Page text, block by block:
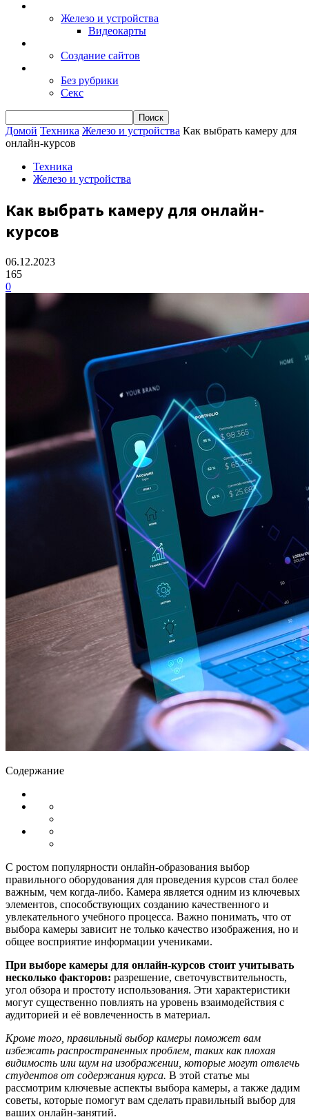
Железо и устройства
Видеокарты
Создание сайтов
Без рубрики
Секс
Домой Техника Железо и устройства Как выбрать камеру для
онлайн-курсов
Техника
Железо и устройства
Как выбрать камеру для онлайн-
курсов
06.12.2023
165
0
Содержание
С ростом популярности онлайн-образования выбор
правильного оборудования для проведения курсов стал более
важным, чем когда-либо. Камера является одним из ключевых
элементов, способствующих созданию качественного и
увлекательного учебного процесса. Важно понимать, что от
выбора камеры зависит не только качество изображения, но и
общее восприятие информации учениками.
При выборе камеры для онлайн-курсов стоит учитывать
несколько факторов: разрешение, светочувствительность,
угол обзора и простоту использования. Эти характеристики
могут существенно повлиять на уровень взаимодействия с
аудиторией и её вовлеченность в материал.
Кроме того, правильный выбор камеры поможет вам
избежать распространенных проблем, таких как плохая
видимость или шум на изображении, которые могут отвлечь
студентов от содержания курса. В этой статье мы
рассмотрим ключевые аспекты выбора камеры, а также дадим
советы, которые помогут вам сделать правильный выбор для
ваших онлайн-занятий.